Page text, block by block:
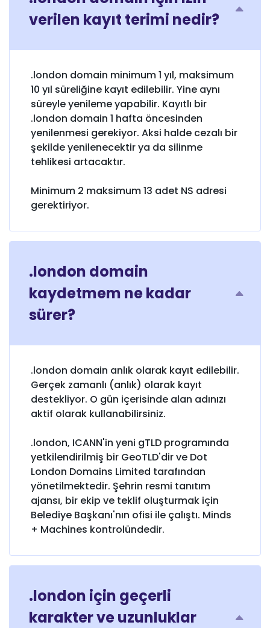
verilen kayıt terimi nedir?
.london domain minimum 1 yıl, maksimum
10 yıl süreliğine kayıt edilebilir. Yine aynı
süreyle yenileme yapabilir. Kayıtlı bir
.london domain 1 hafta öncesinden
yenilenmesi gerekiyor. Aksi halde cezalı bir
şekilde yenilenecektir ya da silinme
tehlikesi artacaktır.
Minimum 2 maksimum 13 adet NS adresi
gerektiriyor.
.london domain
kaydetmem ne kadar
sürer?
.london domain anlık olarak kayıt edilebilir.
Gerçek zamanlı (anlık) olarak kayıt
destekliyor. O gün içerisinde alan adınızı
aktif olarak kullanabilirsiniz.
.london, ICANN'in yeni gTLD programında
yetkilendirilmiş bir GeoTLD'dir ve Dot
London Domains Limited tarafından
yönetilmektedir. Şehrin resmi tanıtım
ajansı, bir ekip ve teklif oluşturmak için
Belediye Başkanı'nın ofisi ile çalıştı. Minds
+ Machines kontrolündedir.
.london için geçerli
karakter ve uzunluklar